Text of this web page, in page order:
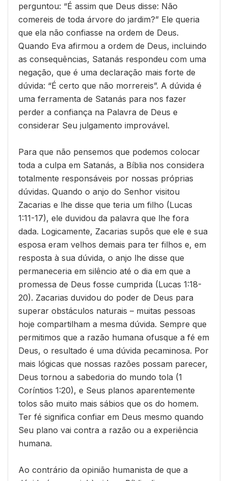
perguntou: “É assim que Deus disse: Não
comereis de toda árvore do jardim?” Ele queria
que ela não confiasse na ordem de Deus.
Quando Eva afirmou a ordem de Deus, incluindo
as consequências, Satanás respondeu com uma
negação, que é uma declaração mais forte de
dúvida: “É certo que não morrereis”. A dúvida é
uma ferramenta de Satanás para nos fazer
perder a confiança na Palavra de Deus e
considerar Seu julgamento improvável.
Para que não pensemos que podemos colocar
toda a culpa em Satanás, a Bíblia nos considera
totalmente responsáveis por nossas próprias
dúvidas. Quando o anjo do Senhor visitou
Zacarias e lhe disse que teria um filho (Lucas
1:11-17), ele duvidou da palavra que lhe fora
dada. Logicamente, Zacarias supôs que ele e sua
esposa eram velhos demais para ter filhos e, em
resposta à sua dúvida, o anjo lhe disse que
permaneceria em silêncio até o dia em que a
promessa de Deus fosse cumprida (Lucas 1:18-
20). Zacarias duvidou do poder de Deus para
superar obstáculos naturais – muitas pessoas
hoje compartilham a mesma dúvida. Sempre que
permitimos que a razão humana ofusque a fé em
Deus, o resultado é uma dúvida pecaminosa. Por
mais lógicas que nossas razões possam parecer,
Deus tornou a sabedoria do mundo tola (1
Coríntios 1:20), e Seus planos aparentemente
tolos são muito mais sábios que os do homem.
Ter fé significa confiar em Deus mesmo quando
Seu plano vai contra a razão ou a experiência
humana.
Ao contrário da opinião humanista de que a